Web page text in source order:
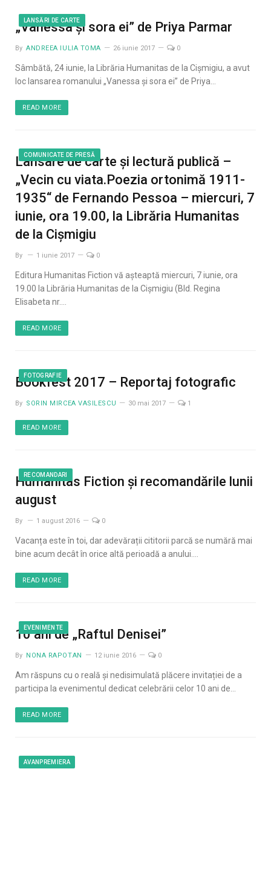
LANSĂRI DE CARTE
„Vanessa și sora ei” de Priya Parmar
By ANDREEA IULIA TOMA 26 iunie 2017 0
Sâmbătă, 24 iunie, la Librăria Humanitas de la Cișmigiu, a avut
loc lansarea romanului „Vanessa și sora ei” de Priya…
READ MORE
COMUNICATE DE PRESĂ
Lansare de carte şi lectură publică –
„Vecin cu viata.Poezia ortonimă 1911-
1935“ de Fernando Pessoa – miercuri, 7
iunie, ora 19.00, la Librăria Humanitas
de la Cișmigiu
By 1 iunie 2017 0
Editura Humanitas Fiction vă aşteaptă miercuri, 7 iunie, ora
19.00 la Librăria Humanitas de la Cişmigiu (Bld. Regina
Elisabeta nr.…
READ MORE
FOTOGRAFIE
Bookfest 2017 – Reportaj fotografic
By SORIN MIRCEA VASILESCU 30 mai 2017 1
READ MORE
RECOMANDARI
Humanitas Fiction și recomandările lunii
august
By 1 august 2016 0
Vacanța este în toi, dar adevărații cititorii parcă se numără mai
bine acum decât în orice altă perioadă a anului.…
READ MORE
EVENIMENTE
10 ani de „Raftul Denisei”
By NONA RAPOTAN 12 iunie 2016 0
Am răspuns cu o reală și nedisimulată plăcere invitației de a
participa la evenimentul dedicat celebrării celor 10 ani de…
READ MORE
AVANPREMIERA